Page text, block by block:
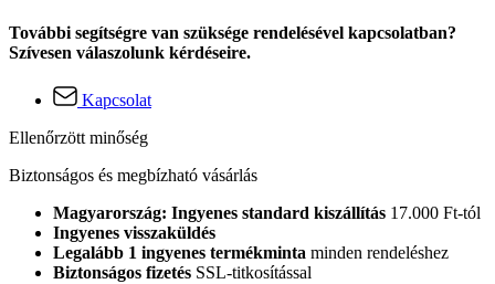
További segítségre van szüksége rendelésével kapcsolatban?
Szívesen válaszolunk kérdéseire.
Kapcsolat
Ellenőrzött minőség
Biztonságos és megbízható vásárlás
Magyarország: Ingyenes standard kiszállítás 17.000 Ft-tól
Ingyenes visszaküldés
Legalább 1 ingyenes termékminta minden rendeléshez
Biztonságos fizetés SSL-titkosítással